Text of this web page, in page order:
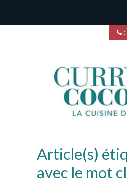
:
Article(s)
avec le mot